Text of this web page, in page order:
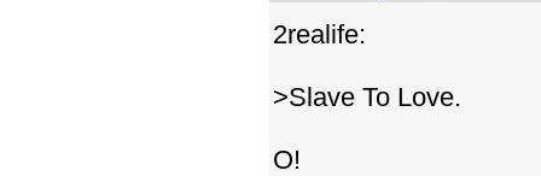
2realife:
>Slave To Love.
О!